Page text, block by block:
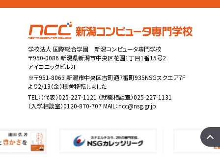
学校法人 国際総合学園 新潟コンピュータ専門学校
〒950-0086 新潟県新潟市中央区花園1丁目1番15号2
アイコニックビル2F
※〒951-8063 新潟市中央区古町通7番町935NSGスクエア7F
より2/13（金）校舎移転しました
TEL： （代表）025-227-1121 （就職相談室）025-227-1131
（入学相談室）0120-870-707 MAIL：ncc@nsg.gr.jp